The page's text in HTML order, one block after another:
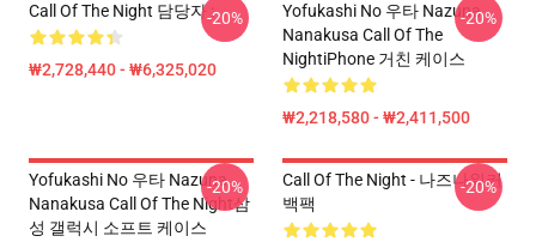
Call Of The Night 담당자 :
₩2,728,440 - ₩6,325,020
-20%
Yofukashi No 우타 Nazuna
Nanakusa Call Of The
NightiPhone 거친 케이스
₩2,218,580 - ₩2,411,500
-20%
Yofukashi No 우타 Nazuna
Nanakusa Call Of The Night삼
성 갤럭시 소프트 케이스
-20%
Call Of The Night - 나즈나워커
백팩
-20%